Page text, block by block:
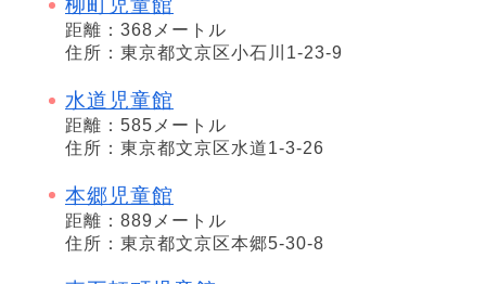
柳町児童館
距離：368メートル
住所：東京都文京区小石川1-23-9
水道児童館
距離：585メートル
住所：東京都文京区水道1-3-26
本郷児童館
距離：889メートル
住所：東京都文京区本郷5-30-8